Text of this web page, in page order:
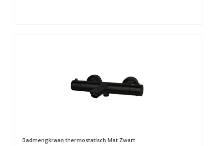
Badmengkraan thermostatisch Mat Zwart